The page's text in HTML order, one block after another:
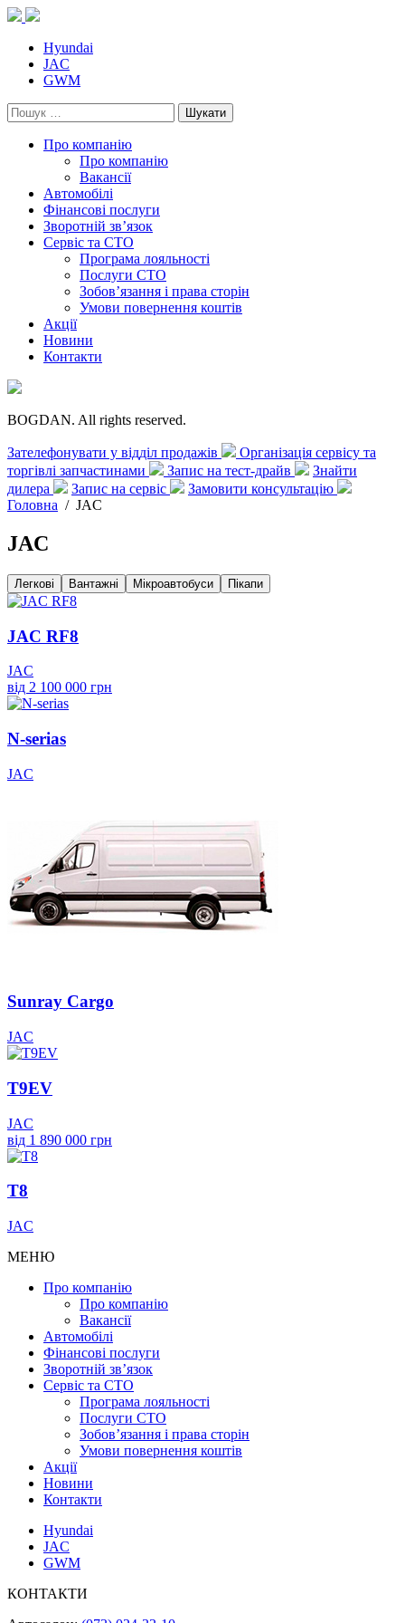
Skip
contentHyundai
JAC
GWM
Пошук:
Про компанію
Про компанію
Вакансії
Автомобілі
Фінансові послуги
Зворотній зв’язок
Cервіс та СТО
Програма лояльності
Послуги СТО
Зобов’язання і права сторін
Умови повернення коштів
Акції
Новини
Контакти
BOGDAN. All rights reserved.
Зателефонувати у відділ продажів
Організація сервісу та
торгівлі запчастинами
Запис на тест-драйв
Знайти
дилера
Запис на сервіс
Замовити консультацію
Головна / JAC
JAC
Легкові Вантажні Мікроавтобуси Пікапи
JAC RF8
JAC
від 2 100 000 грн
N-serias
JAC
Sunray Cargo
JAC
T9EV
JAC
від 1 890 000 грн
T8
JAC
МЕНЮ
Про компанію
Про компанію
Вакансії
Автомобілі
Фінансові послуги
Зворотній зв’язок
Cервіс та СТО
Програма лояльності
Послуги СТО
Зобов’язання і права сторін
Умови повернення коштів
Акції
Новини
Контакти
Hyundai
JAC
GWM
КОНТАКТИ